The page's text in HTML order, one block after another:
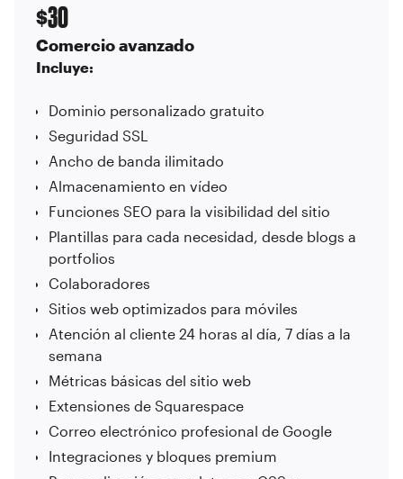
$30
Comercio avanzado
Incluye:
Dominio personalizado gratuito
Seguridad SSL
Ancho de banda ilimitado
Almacenamiento en vídeo
Funciones SEO para la visibilidad del sitio
Plantillas para cada necesidad, desde blogs a
portfolios
Colaboradores
Sitios web optimizados para móviles
Atención al cliente 24 horas al día, 7 días a la
semana
Métricas básicas del sitio web
Extensiones de Squarespace
Correo electrónico profesional de Google
Integraciones y bloques premium